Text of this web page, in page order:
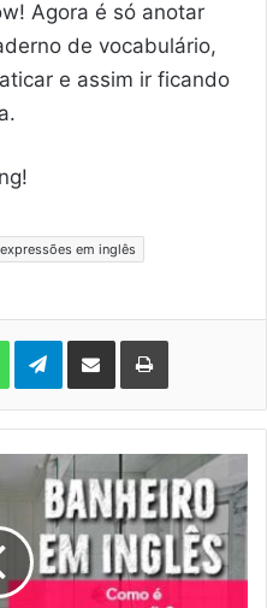
Agora é só anotar
de vocabulário,
e assim ir ficando
expressões em inglês
WhatsAppTelegram
Compartilhar via e-mail Imprimir